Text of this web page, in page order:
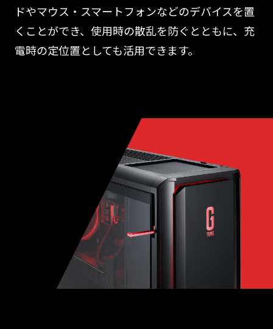
ドやマウス・スマートフォンなどのデバイスを置
くことができ、使用時の散乱を防ぐとともに、充
電時の定位置としても活用できます。